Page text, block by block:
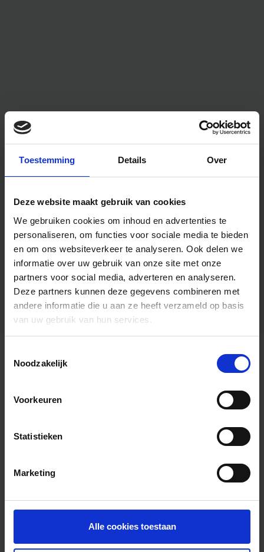
Toestemming Details Over
Deze website maakt gebruik van cookies
We gebruiken cookies om inhoud en advertenties te
personaliseren, om functies voor sociale media te bieden
en om ons websiteverkeer te analyseren. Ook delen we
informatie over uw gebruik van onze site met onze
partners voor social media, adverteren en analyseren.
Deze partners kunnen deze gegevens combineren met
andere informatie die u aan ze heeft verzameld op basis
van uw gebruik van hun services.
Noodzakelijk
Voorkeuren
Statistieken
Marketing
Alle cookies toestaan
Algemene informatie
Foto’s ({{photos.length}})